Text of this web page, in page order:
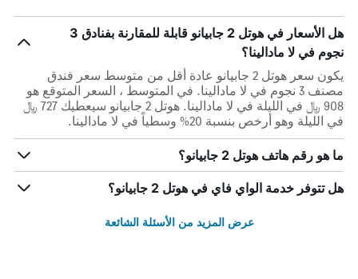
هل الأسعار في هوتل 2 جابيانو قابلة للمقارنة بفنادق 3
نجوم في لا مادالينا؟
يكون سعر هوتل 2 جابيانو عادة أقل من متوسط ​​سعر فندق
مصنف 3 نجوم في لا مادالينا. في المتوسط ، السعر المتوقع هو
908 ﷼ في الليلة في لا مادالينا. هوتل 2 جابيانو سيعطيك 727 ﷼
في الليلة وهو أرخص بنسبة 20% وسطياً في لا مادالينا.
ما هو رقم هاتف هوتل 2 جابيانو؟
هل تتوفر خدمة الواي فاي في هوتل 2 جابيانو؟
عرض المزيد من الأسئلة الشائعة